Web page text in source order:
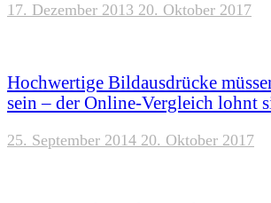
17. Dezember 2013 20. Oktober 2017
Hochwertige Bildausdrücke
sein – der Online-Vergleich lohnt
25. September 2014 20. Oktober 2017